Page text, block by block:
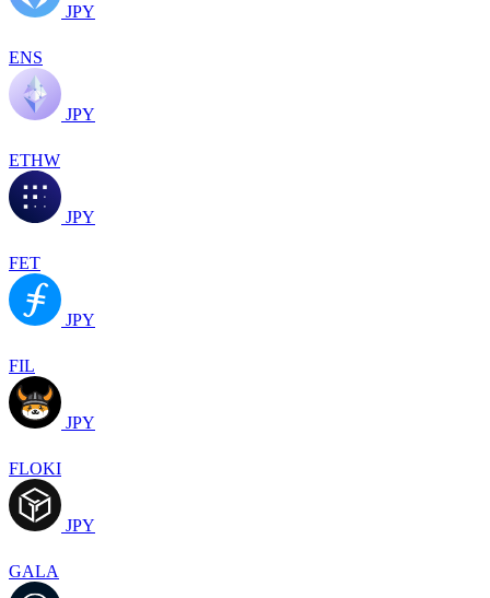
JPY
ENS
JPY
ETHW
JPY
FET
JPY
FIL
JPY
FLOKI
JPY
GALA